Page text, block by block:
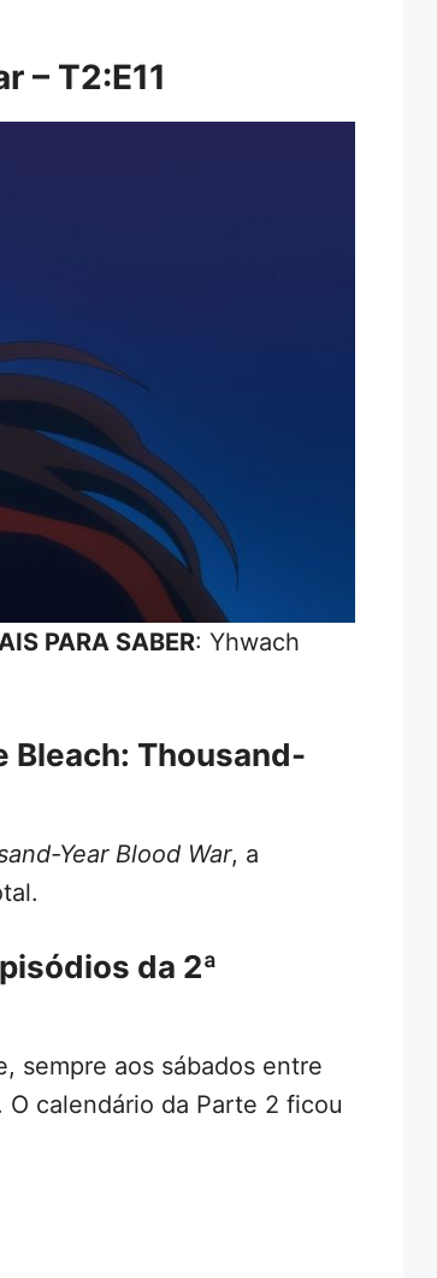
– T2:E11
PARA SABER: Yhwach
Bleach: Thousand-
Year Blood War, a
da 2ª
sempre aos sábados entre
calendário da Parte 2 ficou